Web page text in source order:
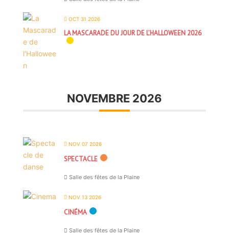
OCT 31 2026
LA MASCARADE DU JOUR DE L’HALLOWEEN 2026
NOVEMBRE 2026
NOV 07 2026
SPECTACLE
Salle des fêtes de la Plaine
NOV 13 2026
CINÉMA
Salle des fêtes de la Plaine